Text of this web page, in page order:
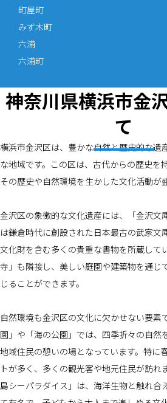
町屋町
みず木町
六浦
六浦町
神奈川県横浜市金
て
横浜市金沢区は、豊かな自然と歴史的な遺
な地域です。この区は、古代からの歴史を
その歴史や自然環境を生かした文化活動が
金沢区の象徴的な文化遺産には、「金沢文
は鎌倉時代に創設された日本最古の武家文
文化財を含む多くの貴重な書物を所蔵して
寺」も隣接し、美しい庭園や建築物を通じ
じることができます。
自然環境も金沢区の文化に欠かせない要素
園」や「海の公園」では、四季折々の自然
地域住民の憩いの場となっています。特に
トが多く、多くの観光客や地元住民が訪れ
島シーパラダイス」は、海洋生物と触れ合